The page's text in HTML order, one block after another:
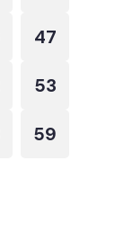
47
53
59